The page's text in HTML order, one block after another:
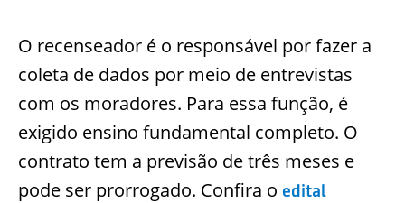
O recenseador é o responsável por fazer a
coleta de dados por meio de entrevistas
com os moradores. Para essa função, é
exigido ensino fundamental completo. O
contrato tem a previsão de três meses e
pode ser prorrogado. Confira o edital